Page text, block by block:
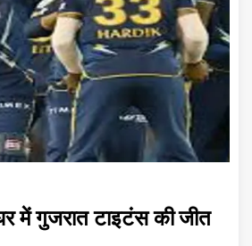
में गुजरात टाइटंस की जीत